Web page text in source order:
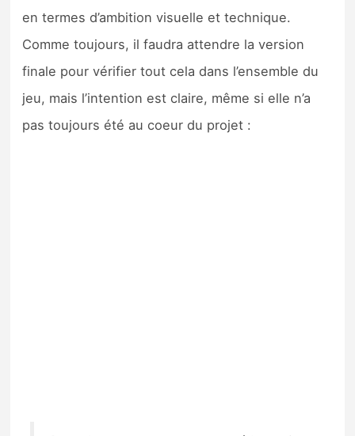
en termes d’ambition visuelle et technique.
Comme toujours, il faudra attendre la version
finale pour vérifier tout cela dans l’ensemble du
jeu, mais l’intention est claire, même si elle n’a
pas toujours été au coeur du projet :